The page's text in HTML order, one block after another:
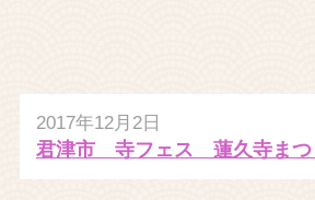
2017年12月2日
君津市 寺フェス 蓮久寺まつ